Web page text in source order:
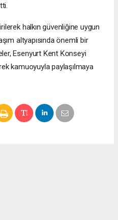
halkın güvenliğine uygun
altyapısında önemli bir
Esenyurt Kent Konseyi
kamuoyuyla paylaşılmaya